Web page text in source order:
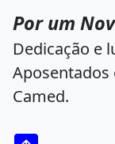
Por um
Dedicação e
Aposentados
Camed.